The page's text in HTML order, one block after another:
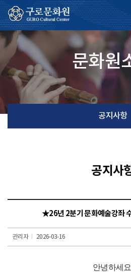
문화원
공지사항
공지사
★26년 2분기 문화예술강좌
관리자 2026-03-16
안녕하세